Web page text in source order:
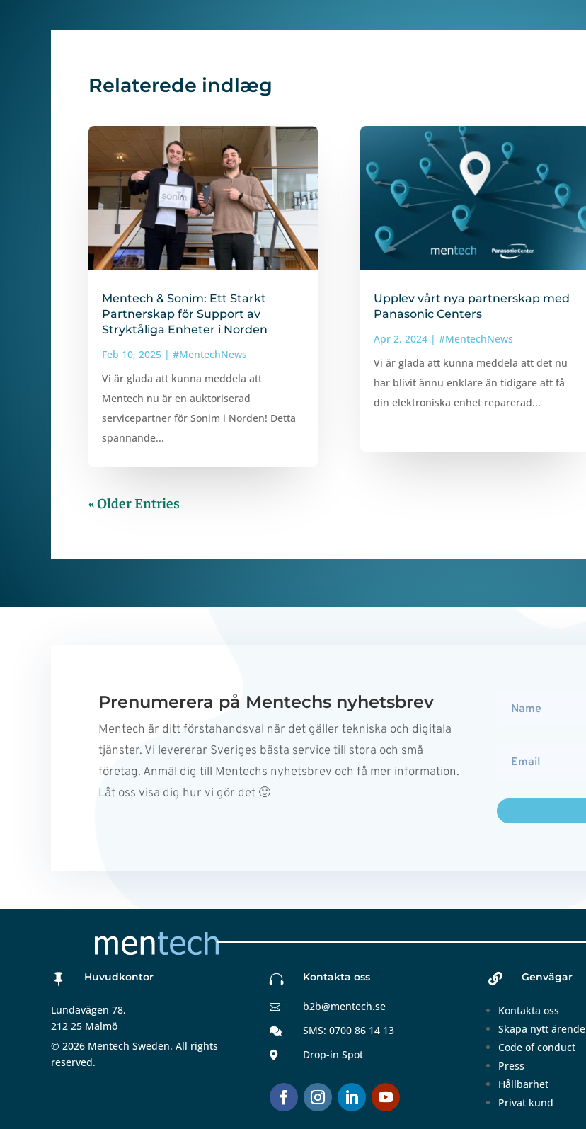
Relaterede indlæg
Mentech & Sonim: Ett Starkt
Partnerskap för Support av
Stryktåliga Enheter i Norden
Feb 10, 2025 |#MentechNews
Vi är glada att kunna meddela att
Mentech nu är en auktoriserad
servicepartner för Sonim i Norden! Detta
spännande...
Upplev vårt nya partnerskap med
Panasonic Centers
Apr 2, 2024 |#MentechNews
Vi är glada att kunna meddela att det nu
har blivit ännu enklare än tidigare att få
din elektroniska enhet reparerad...
« Older Entries
Prenumerera på Mentechs nyhetsbrev
Mentech är ditt förstahandsval när det gäller tekniska och digitala
tjänster. Vi levererar Sveriges bästa service till stora och små
företag. Anmäl dig till Mentechs nyhetsbrev och få mer information.
Låt oss visa dig hur vi gör det 🙂
 Huvudkontor
Lundavägen 78,
212 25 Malmö
© 2026 Mentech Sweden. All rights
reserved.
 Kontakta oss
 b2b@mentech.se
 SMS: 0700 86 14 13
 Drop-in Spot
 Genvägar
Kontakta oss
Skapa nytt ärende
Code of conduct
Press
Hållbarhet
Privat kund